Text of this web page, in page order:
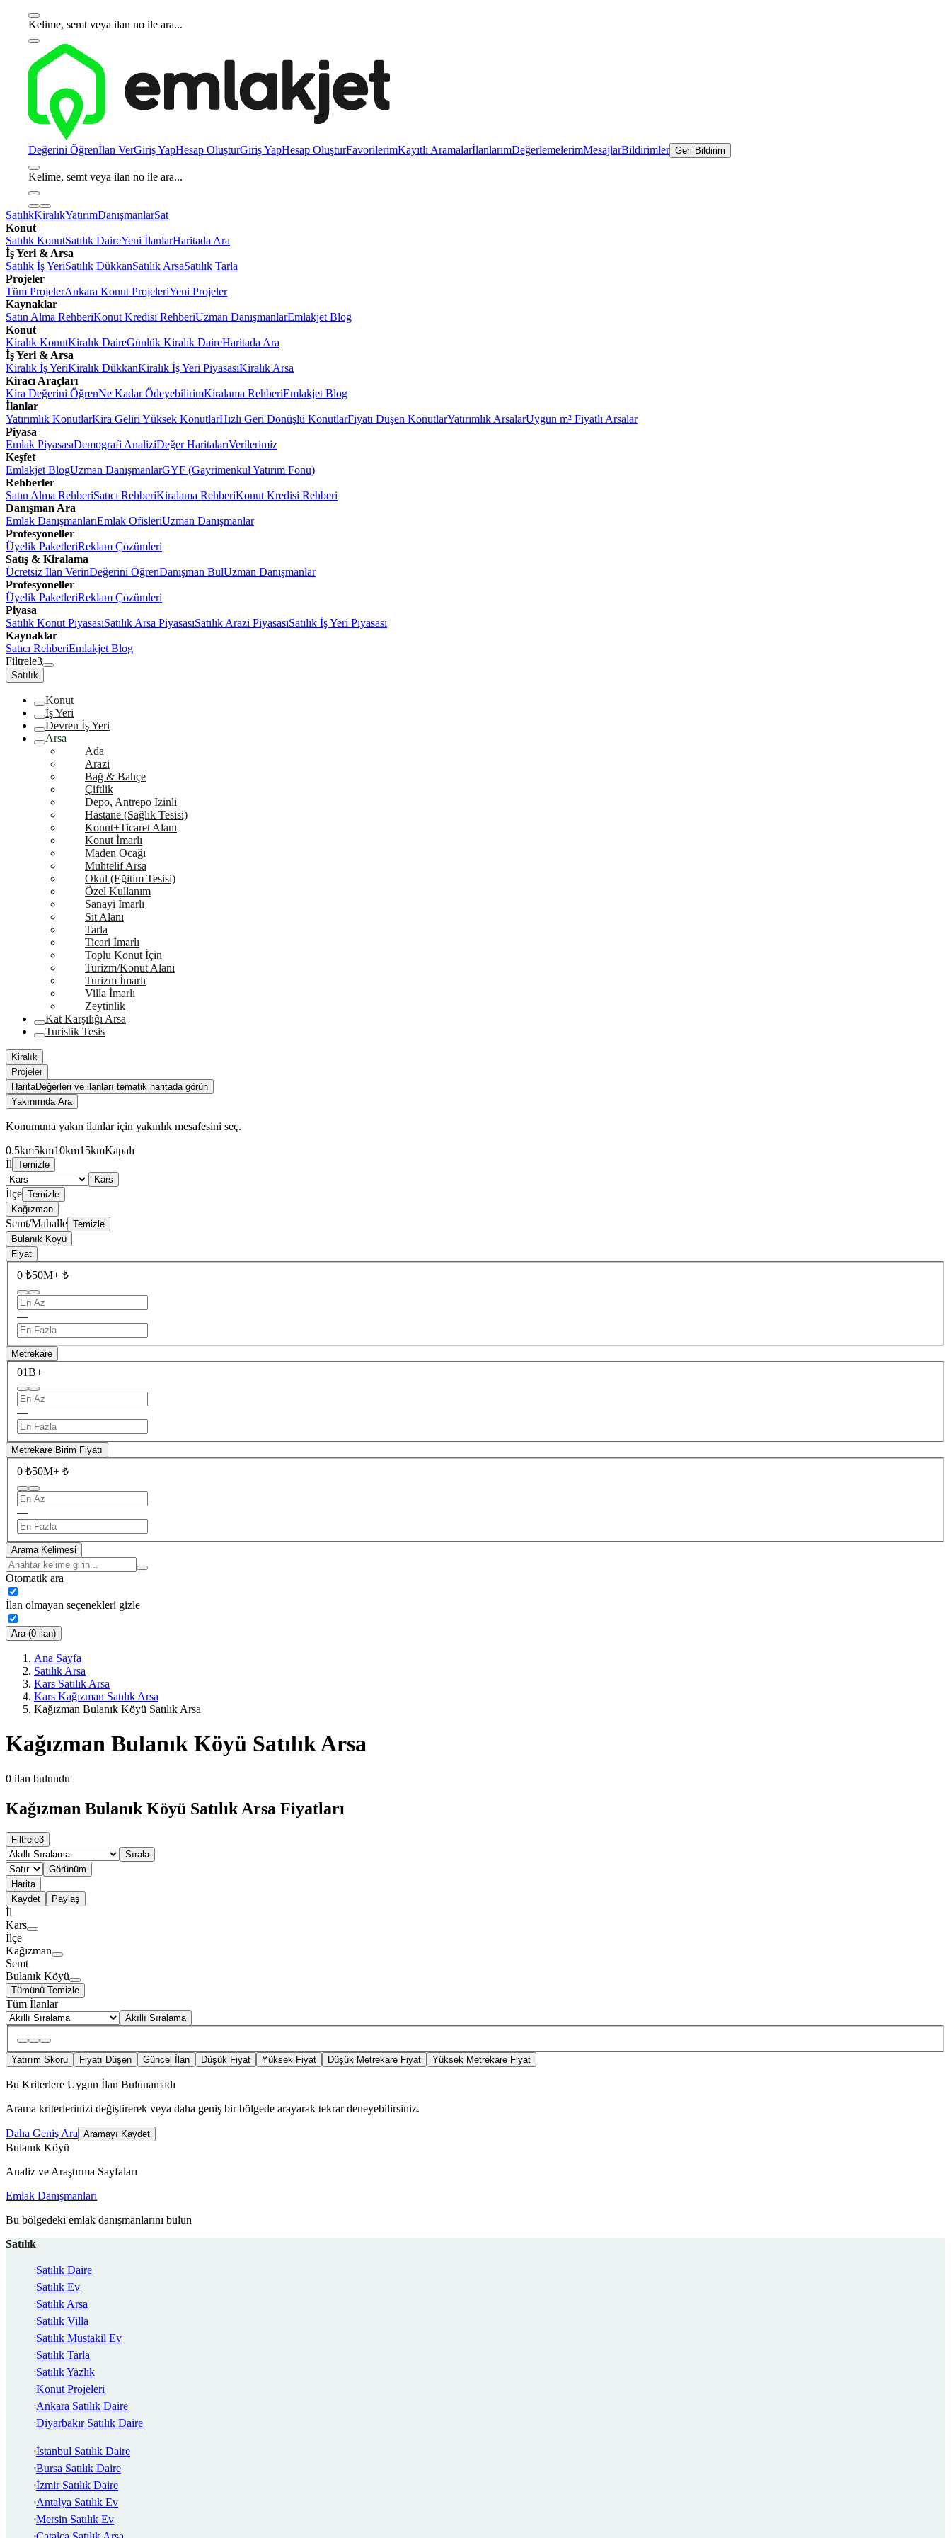
Kelime, semt veya ilan no ile ara...
Değerini Öğrenİlan VerGiriş YapHesap OluşturGiriş YapHesap OluşturFavorilerimKayıtlı AramalarİlanlarımDeğerlemelerimMesajlarBildirimler Geri Bildirim
Kelime, semt veya ilan no ile ara...
SatılıkKiralıkYatırımDanışmanlarSat
Konut
Satılık KonutSatılık DaireYeni İlanlarHaritada Ara
İş Yeri & Arsa
Satılık İş YeriSatılık DükkanSatılık ArsaSatılık Tarla
Projeler
Tüm ProjelerAnkara Konut ProjeleriYeni Projeler
Kaynaklar
Satın Alma RehberiKonut Kredisi RehberiUzman DanışmanlarEmlakjet Blog
Konut
Kiralık KonutKiralık DaireGünlük Kiralık DaireHaritada Ara
İş Yeri & Arsa
Kiralık İş YeriKiralık DükkanKiralık İş Yeri PiyasasıKiralık Arsa
Kiracı Araçları
Kira Değerini ÖğrenNe Kadar ÖdeyebilirimKiralama RehberiEmlakjet Blog
İlanlar
Yatırımlık KonutlarKira Geliri Yüksek KonutlarHızlı Geri Dönüşlü KonutlarFiyatı Düşen KonutlarYatırımlık ArsalarUygun m² Fiyatlı Arsalar
Piyasa
Emlak PiyasasıDemografi AnaliziDeğer HaritalarıVerilerimiz
Keşfet
Emlakjet BlogUzman DanışmanlarGYF (Gayrimenkul Yatırım Fonu)
Rehberler
Satın Alma RehberiSatıcı RehberiKiralama RehberiKonut Kredisi Rehberi
Danışman Ara
Emlak DanışmanlarıEmlak OfisleriUzman Danışmanlar
Profesyoneller
Üyelik PaketleriReklam Çözümleri
Satış & Kiralama
Ücretsiz İlan VerinDeğerini ÖğrenDanışman BulUzman Danışmanlar
Profesyoneller
Üyelik PaketleriReklam Çözümleri
Piyasa
Satılık Konut PiyasasıSatılık Arsa PiyasasıSatılık Arazi PiyasasıSatılık İş Yeri Piyasası
Kaynaklar
Satıcı RehberiEmlakjet Blog
Filtrele3
Satılık
Konut
İş Yeri
Devren İş Yeri
Arsa
Ada
Arazi
Bağ & Bahçe
Çiftlik
Depo, Antrepo İzinli
Hastane (Sağlık Tesisi)
Konut+Ticaret Alanı
Konut İmarlı
Maden Ocağı
Muhtelif Arsa
Okul (Eğitim Tesisi)
Özel Kullanım
Sanayi İmarlı
Sit Alanı
Tarla
Ticari İmarlı
Toplu Konut İçin
Turizm/Konut Alanı
Turizm İmarlı
Villa İmarlı
Zeytinlik
Kat Karşılığı Arsa
Turistik Tesis
Kiralık
Projeler
HaritaDeğerleri ve ilanları tematik haritada görün
Yakınımda Ara
Konumuna yakın ilanlar için yakınlık mesafesini seç.
0.5km5km10km15kmKapalı
İl Temizle
Kars
İlçe Temizle
Kağızman
Semt/Mahalle Temizle
Bulanık Köyü
Fiyat
0 ₺50M+ ₺
—
Metrekare
01B+
—
Metrekare Birim Fiyatı
0 ₺50M+ ₺
—
Arama Kelimesi
Otomatik ara
İlan olmayan seçenekleri gizle
Ara (0 ilan)
Ana Sayfa
Satılık Arsa
Kars Satılık Arsa
Kars Kağızman Satılık Arsa
Kağızman Bulanık Köyü Satılık Arsa
Kağızman Bulanık Köyü Satılık Arsa
0 ilan bulundu
Kağızman Bulanık Köyü Satılık Arsa Fiyatları
Filtrele3
Sırala
Görünüm
Harita
Kaydet
Paylaş
İl
Kars
İlçe
Kağızman
Semt
Bulanık Köyü
Tümünü Temizle
Tüm İlanlar
Akıllı Sıralama
Yatırım Skoru Fiyatı Düşen Güncel İlan Düşük Fiyat Yüksek Fiyat Düşük Metrekare Fiyat Yüksek Metrekare Fiyat
Bu Kriterlere Uygun İlan Bulunamadı
Arama kriterlerinizi değiştirerek veya daha geniş bir bölgede arayarak tekrar deneyebilirsiniz.
Daha Geniş Ara Aramayı Kaydet
Bulanık Köyü
Analiz ve Araştırma Sayfaları
Emlak Danışmanları
Bu bölgedeki emlak danışmanlarını bulun
Satılık
Satılık Daire
Satılık Ev
Satılık Arsa
Satılık Villa
Satılık Müstakil Ev
Satılık Tarla
Satılık Yazlık
Konut Projeleri
Ankara Satılık Daire
Diyarbakır Satılık Daire
İstanbul Satılık Daire
Bursa Satılık Daire
İzmir Satılık Daire
Antalya Satılık Ev
Mersin Satılık Ev